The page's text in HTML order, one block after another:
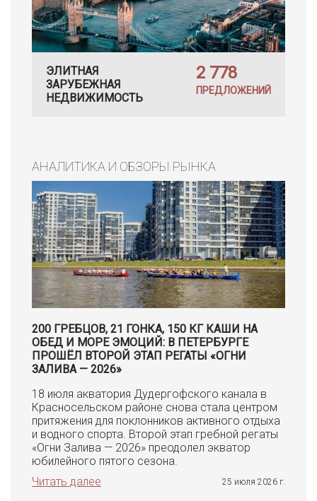
ЭЛИТНАЯ
ЗАРУБЕЖНАЯ
НЕДВИЖИМОСТЬ
2 778
ПРЕДЛОЖЕНИЙ
АНАЛИТИКА И ОБЗОРЫ РЫНКА
200 ГРЕБЦОВ, 21 ГОНКА, 150 КГ КАШИ НА
ОБЕД И МОРЕ ЭМОЦИЙ: В ПЕТЕРБУРГЕ
ПРОШЁЛ ВТОРОЙ ЭТАП РЕГАТЫ «ОГНИ
ЗАЛИВА — 2026»
18 июля акватория Дудергофского канала в
Красносельском районе снова стала центром
притяжения для поклонников активного отдыха
и водного спорта. Второй этап гребной регаты
«Огни Залива — 2026» преодолел экватор
юбилейного пятого сезона.
Читать далее
25 июля 2026 г.